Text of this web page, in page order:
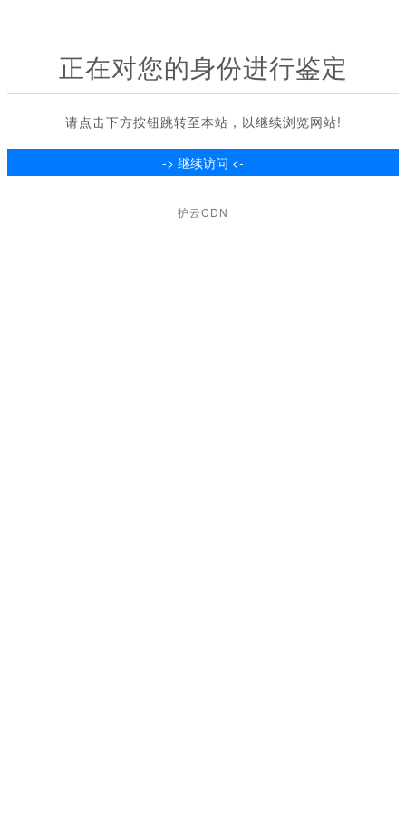
正在对您的身份进行鉴定
请点击下方按钮跳转至本站，以继续浏览网站!
护云CDN